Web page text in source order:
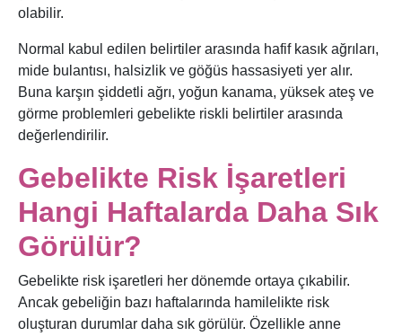
olabilir.
Normal kabul edilen belirtiler arasında hafif kasık ağrıları,
mide bulantısı, halsizlik ve göğüs hassasiyeti yer alır.
Buna karşın şiddetli ağrı, yoğun kanama, yüksek ateş ve
görme problemleri gebelikte riskli belirtiler arasında
değerlendirilir.
Gebelikte Risk İşaretleri
Hangi Haftalarda Daha Sık
Görülür?
Gebelikte risk işaretleri her dönemde ortaya çıkabilir.
Ancak gebeliğin bazı haftalarında hamilelikte risk
oluşturan durumlar daha sık görülür. Özellikle anne